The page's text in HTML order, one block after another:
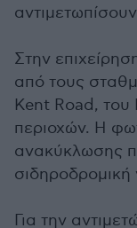
Στην
από τους
Kent Road, του
περιοχών. Η
ανακύκλωσης
Για την